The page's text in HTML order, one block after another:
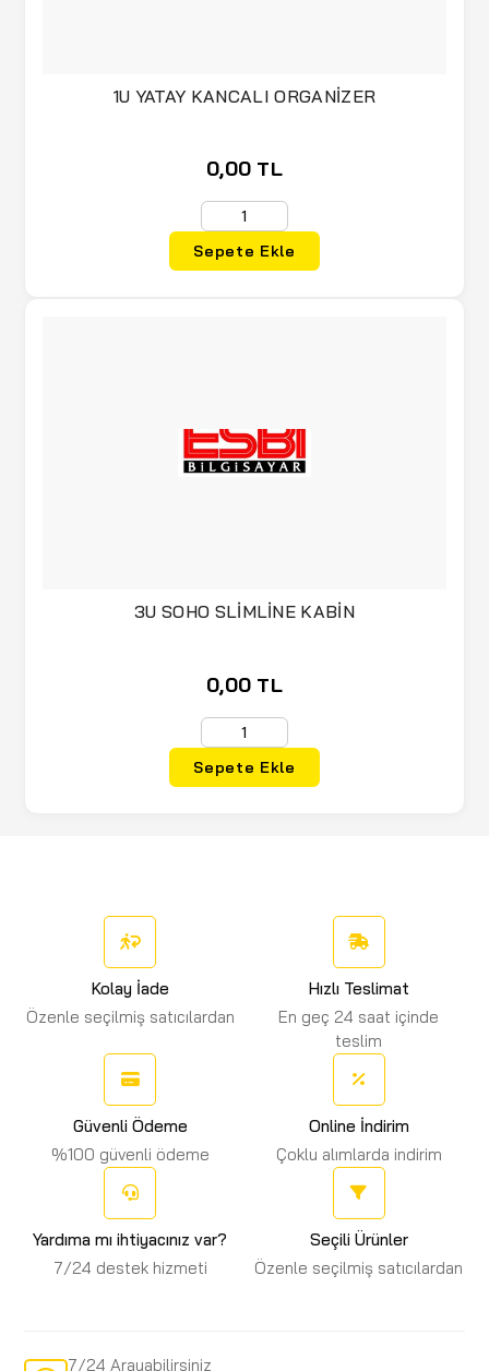
1U YATAY KANCALI ORGANİZER
0,00 TL
Sepete Ekle
3U SOHO SLİMLİNE KABİN
0,00 TL
Sepete Ekle
Kolay İade
Özenle seçilmiş satıcılardan
Hızlı Teslimat
En geç 24 saat içinde
teslim
Güvenli Ödeme
%100 güvenli ödeme
Online İndirim
Çoklu alımlarda indirim
Yardıma mı ihtiyacınız var?
7/24 destek hizmeti
Seçili Ürünler
Özenle seçilmiş satıcılardan
7/24 Arayabilirsiniz